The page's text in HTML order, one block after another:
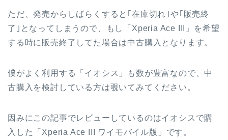
ただ、発売からしばらくすると｢在庫切れ｣や｢販売終
了｣となってしまうので、もし「Xperia Ace III」を希望
する時に販売終了してた場合は中古購入となります。
僕がよく利用する「イオシス」も数が豊富なので、中
古購入を検討している方は覗いてみてください。
因みにこの記事でレビューしているのはイオシスで購
入した「Xperia Ace III ワイモバイル版」です。